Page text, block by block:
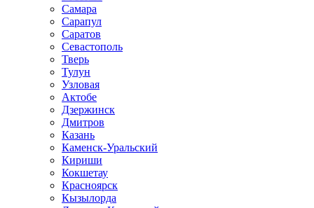
Самара
Сарапул
Саратов
Севастополь
Тверь
Тулун
Узловая
Актобе
Дзержинск
Дмитров
Казань
Каменск-Уральский
Кириши
Кокшетау
Красноярск
Кызылорда